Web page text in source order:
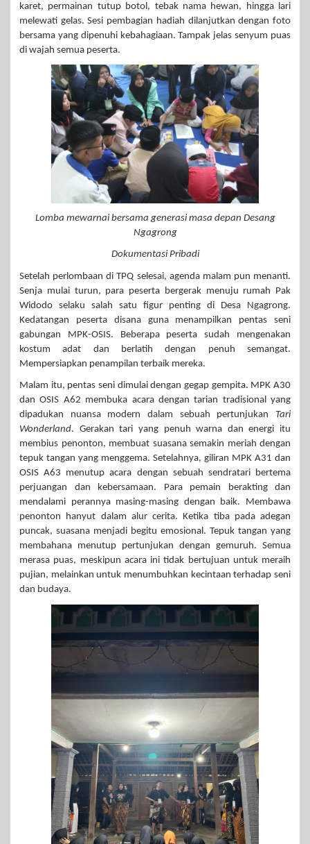
karet, permainan tutup botol, tebak nama hewan, hingga lari
melewati gelas. Sesi pembagian hadiah dilanjutkan dengan foto
bersama yang dipenuhi kebahagiaan. Tampak jelas senyum puas
di wajah semua peserta.
Lomba mewarnai bersama generasi masa depan Desang
Ngagrong
Dokumentasi Pribadi
Setelah perlombaan di TPQ selesai, agenda malam pun menanti.
Senja mulai turun, para peserta bergerak menuju rumah Pak
Widodo selaku salah satu figur penting di Desa Ngagrong.
Kedatangan peserta disana guna menampilkan pentas seni
gabungan MPK-OSIS. Beberapa peserta sudah mengenakan
kostum adat dan berlatih dengan penuh semangat.
Mempersiapkan penampilan terbaik mereka.
Malam itu, pentas seni dimulai dengan gegap gempita. MPK A30
dan OSIS A62 membuka acara dengan tarian tradisional yang
dipadukan nuansa modern dalam sebuah pertunjukan Tari
Wonderland. Gerakan tari yang penuh warna dan energi itu
membius penonton, membuat suasana semakin meriah dengan
tepuk tangan yang menggema. Setelahnya, giliran MPK A31 dan
OSIS A63 menutup acara dengan sebuah sendratari bertema
perjuangan dan kebersamaan. Para pemain berakting dan
mendalami perannya masing-masing dengan baik. Membawa
penonton hanyut dalam alur cerita. Ketika tiba pada adegan
puncak, suasana menjadi begitu emosional. Tepuk tangan yang
membahana menutup pertunjukan dengan gemuruh. Semua
merasa puas, meskipun acara ini tidak bertujuan untuk meraih
pujian, melainkan untuk menumbuhkan kecintaan terhadap seni
dan budaya.